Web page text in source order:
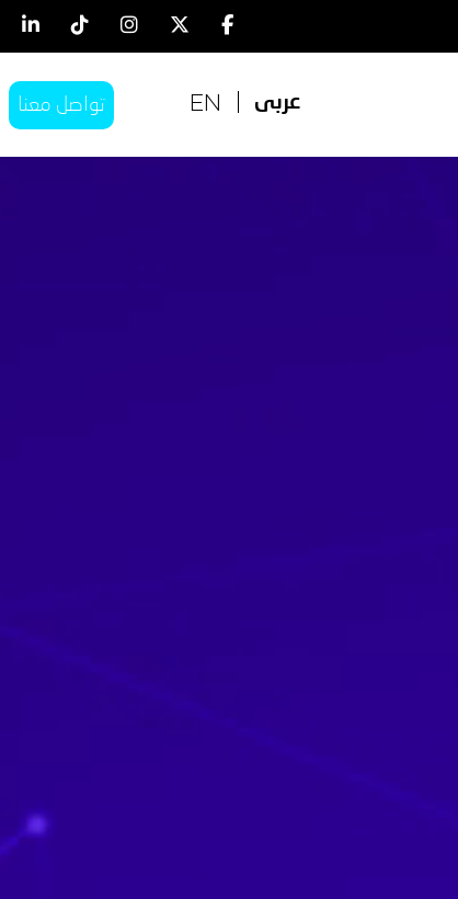
عربى
EN
تواصل معنا